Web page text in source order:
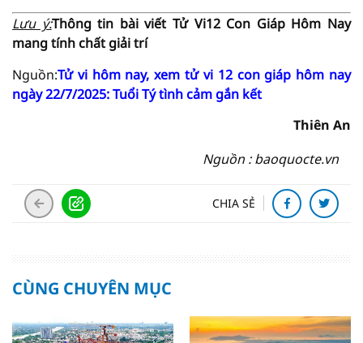
Lưu ý:Thông tin bài viếtTử Vi12 Con Giáp Hôm Nay
mang tính chất giải trí
Nguồn:Tử vi hôm nay, xem tử vi 12 con giáp hôm nay
ngày 22/7/2025: Tuổi Tý tình cảm gắn kết
Thiên An
Nguồn : baoquocte.vn
CHIA SẺ
CÙNG CHUYÊN MỤC